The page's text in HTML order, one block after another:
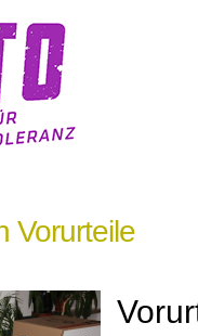
Vorurteile